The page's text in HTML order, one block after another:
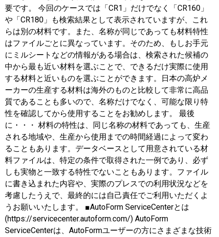
要です。 今回のケースでは「CR1」だけでなく「CR160」
や「CR180」も検索結果として表示されていますが、これ
らは別の材料です。また、名称が同じであっても材料特性
はファイルごとに異なっています。そのため、もしお手元
にミルシートなどの情報がある場合は、検索された候補の
中から最も近い材料を選ぶことで、できるだけ実際に使用
する材料と近いものを選ぶことができます。日本の高炉メ
ーカーの生産する材料は海外のものと比較して非常に高品
質であることも多いので、名称だけでなく、可能な限り特
性を確認してから使用することをお勧めします。 最後
に・・・ 材料の特性は、同じ名称の材料であっても、生産
される地域や、生産から使用までの時間経過によって変わ
ることもあります。データベースとして用意されている材
料ファイルは、特定の条件で取得された一例であり、必ず
しも実物と一致する特性でないこともあります。ファイル
に書き込まれた内容や、実際のプレスでの利用状況などを
考慮したうえで、最終的には自己責任でご利用いただくよ
うお願いいたします。 ■AutoForm ServiceCenterとは
(https://servicecenter.autoform.com/) AutoForm
ServiceCenterは、AutoFormユーザーの方にさまざまな技術